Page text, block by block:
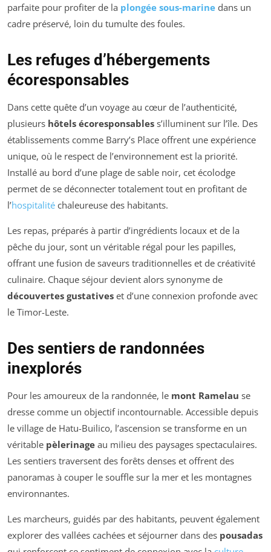
parfaite pour profiter de la plongée sous-marine dans un
cadre préservé, loin du tumulte des foules.
Les refuges d’hébergements
écoresponsables
Dans cette quête d’un voyage au cœur de l’authenticité,
plusieurs hôtels écoresponsables s’illuminent sur l’île. Des
établissements comme Barry’s Place offrent une expérience
unique, où le respect de l’environnement est la priorité.
Installé au bord d’une plage de sable noir, cet écolodge
permet de se déconnecter totalement tout en profitant de
l’hospitalité chaleureuse des habitants.
Les repas, préparés à partir d’ingrédients locaux et de la
pêche du jour, sont un véritable régal pour les papilles,
offrant une fusion de saveurs traditionnelles et de créativité
culinaire. Chaque séjour devient alors synonyme de
découvertes gustatives et d’une connexion profonde avec
le Timor-Leste.
Des sentiers de randonnées
inexplorés
Pour les amoureux de la randonnée, le mont Ramelau se
dresse comme un objectif incontournable. Accessible depuis
le village de Hatu-Builico, l’ascension se transforme en un
véritable pèlerinage au milieu des paysages spectaculaires.
Les sentiers traversent des forêts denses et offrent des
panoramas à couper le souffle sur la mer et les montagnes
environnantes.
Les marcheurs, guidés par des habitants, peuvent également
explorer des vallées cachées et séjourner dans des pousadas